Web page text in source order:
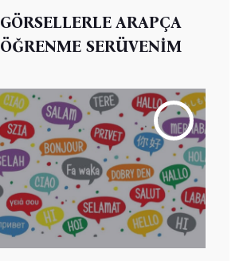
GÖRSELLERLE ARAPÇA
ÖĞRENME SERÜVENİM